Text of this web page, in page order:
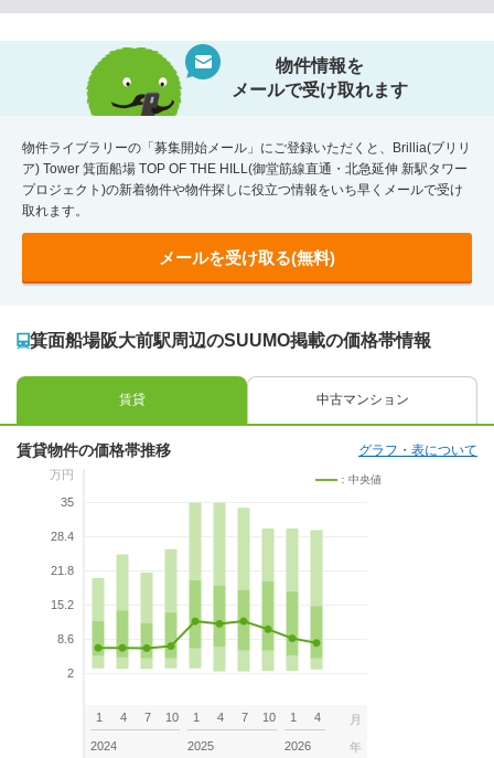
物件情報を
メールで受け取れます
物件ライブラリーの「募集開始メール」にご登録いただくと、Brillia(ブリリ
ア) Tower 箕面船場 TOP OF THE HILL(御堂筋線直通・北急延伸 新駅タワー
プロジェクト)の新着物件や物件探しに役立つ情報をいち早くメールで受け
取れます。
メールを受け取る(無料)
箕面船場阪大前駅周辺のSUUMO掲載の価格帯情報
賃貸 中古マンション
賃貸物件の価格帯推移 グラフ・表について
万円
35
28.4
21.8
15.2
8.6
2
：中央値
1 4 7 10
2024
1 4 7 10
2025
1 4
2026
月
年